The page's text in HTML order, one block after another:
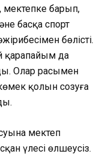
барып,
басқа спорт
бөлісті.
қарапайым да
Олар расымен
қолын созуға
мектеп
үлесі өлшеусіз.